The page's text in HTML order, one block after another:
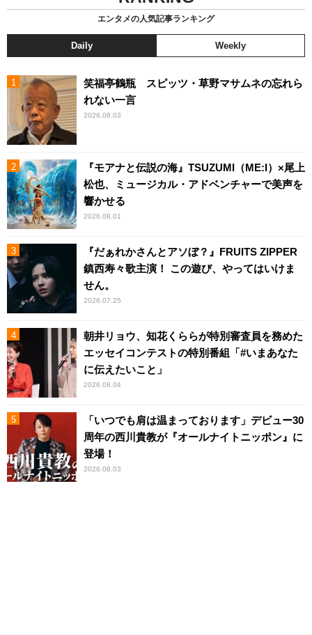
エンタメの人気記事ランキング
Daily Weekly
笑福亭鶴瓶 スピッツ・草野マサムネの忘れら
れない一言
2026.08.03
『モアナと伝説の海』TSUZUMI（ME:I）×尾上
松也、ミュージカル・アドベンチャーで美声を
響かせる
2026.08.01
『だぁれかさんとアソぼ？』FRUITS ZIPPER
鎮西寿々歌主演！ この遊び、やってはいけま
せん。
2026.07.25
朝井リョウ、知花くららが特別審査員を務めた
エッセイコンテストの特別番組「#いまあなた
に伝えたいこと」
2026.08.04
「いつでも肩は温まっております」デビュー30
周年の西川貴教が『オールナイトニッポン』に
登場！
2026.08.03